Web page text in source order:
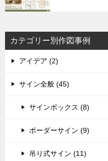
カテゴリー別作図事例
アイデア (2)
サイン全般 (45)
サインボックス (8)
ボーダーサイン (9)
吊り式サイン (11)